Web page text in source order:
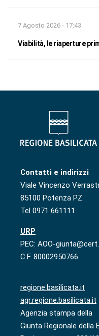
7 Agosto 2026 - 17:43
Viabilità, le riaperture
Contatti e indirizzi
Viale Vincenzo
85100 Potenza PZ
Tel 0971 661111
URP
PEC: AOO-
C.F. 80002950766
regione.basilicata.it
agr.regione.basilicata.it
Agenzia stampa della
Giunta Regionale della